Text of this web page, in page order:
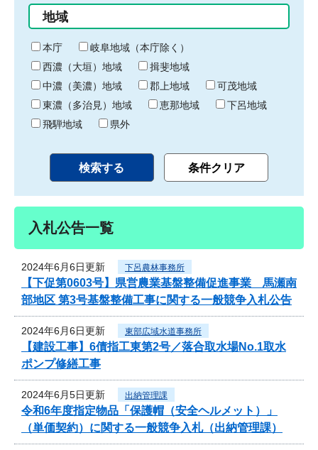
り
終
わ
り
地域
本庁
岐阜地域（本庁除く）
西濃（大垣）地域
揖斐地域
中濃（美濃）地域
郡上地域
可茂地域
東濃（多治見）地域
恵那地域
下呂地域
飛騨地域
県外
入札公告一覧
2024年6月6日更新 下呂農林事務所
【下促第0603号】県営農業基盤整備促進事業 馬瀬南
部地区 第3号基盤整備工事に関する一般競争入札公告
2024年6月6日更新 東部広域水道事務所
【建設工事】6債指工東第2号／落合取水場No.1取水
ポンプ修繕工事
2024年6月5日更新 出納管理課
令和6年度指定物品「保護帽（安全ヘルメット）」
（単価契約）に関する一般競争入札（出納管理課）